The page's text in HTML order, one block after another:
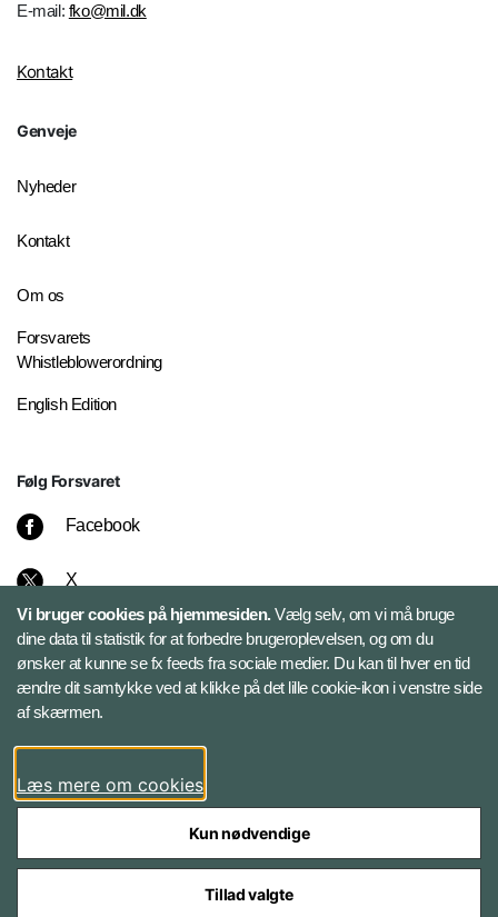
E-mail: fko@mil.dk
Kontakt
Genveje
Nyheder
Kontakt
Om os
Forsvarets
Whistleblowerordning
English Edition
Følg Forsvaret
Facebook
X
Instagram
Bluesky
LinkedIn
Vi bruger cookies på hjemmesiden.Vælg selv, om vi må bruge
dine data til statistik for at forbedre brugeroplevelsen, og om du
ønsker at kunne se fx feeds fra sociale medier. Du kan til hver en tid
ændre dit samtykke ved at klikke på det lille cookie-ikon i venstre side
af skærmen.
Læs mere om cookies
Kun nødvendige
Tillad valgte